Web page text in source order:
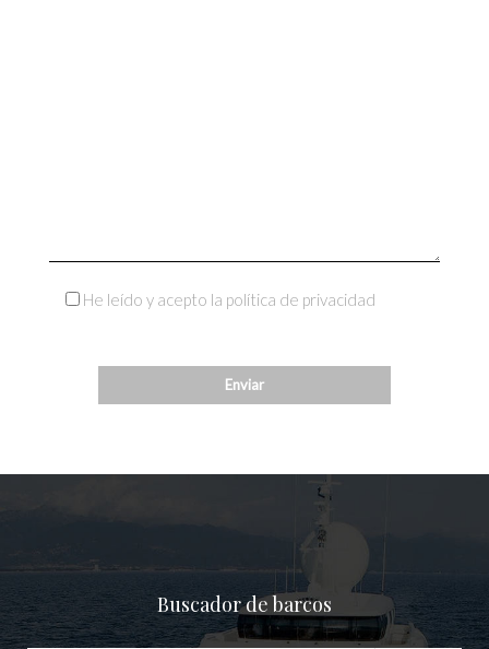
He leído y acepto la política de privacidad
Buscador de barcos